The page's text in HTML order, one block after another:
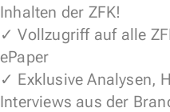
Inhalten der ZFK!
✓ Vollzugriff auf alle
ePaper
✓ Exklusive Analysen,
Interviews aus der